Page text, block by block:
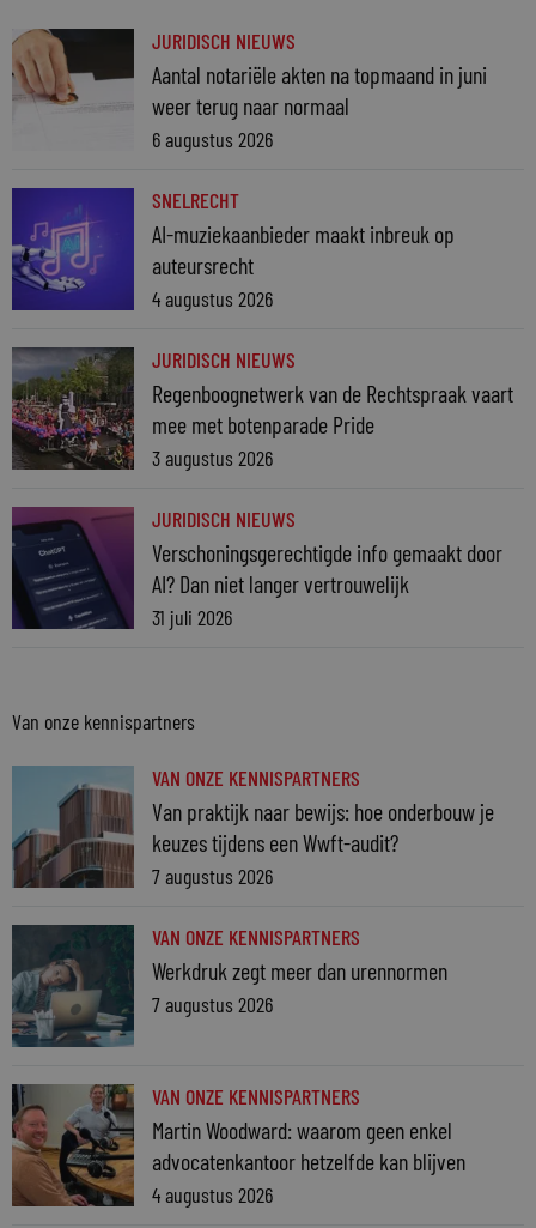
JURIDISCH NIEUWS
Aantal notariële akten na topmaand in juni
weer terug naar normaal
6 augustus 2026
SNELRECHT
AI-muziekaanbieder maakt inbreuk op
auteursrecht
4 augustus 2026
JURIDISCH NIEUWS
Regenboognetwerk van de Rechtspraak vaart
mee met botenparade Pride
3 augustus 2026
JURIDISCH NIEUWS
Verschoningsgerechtigde info gemaakt door
AI? Dan niet langer vertrouwelijk
31 juli 2026
Van onze kennispartners
VAN ONZE KENNISPARTNERS
Van praktijk naar bewijs: hoe onderbouw je
keuzes tijdens een Wwft-audit?
7 augustus 2026
VAN ONZE KENNISPARTNERS
Werkdruk zegt meer dan urennormen
7 augustus 2026
VAN ONZE KENNISPARTNERS
Martin Woodward: waarom geen enkel
advocatenkantoor hetzelfde kan blijven
4 augustus 2026